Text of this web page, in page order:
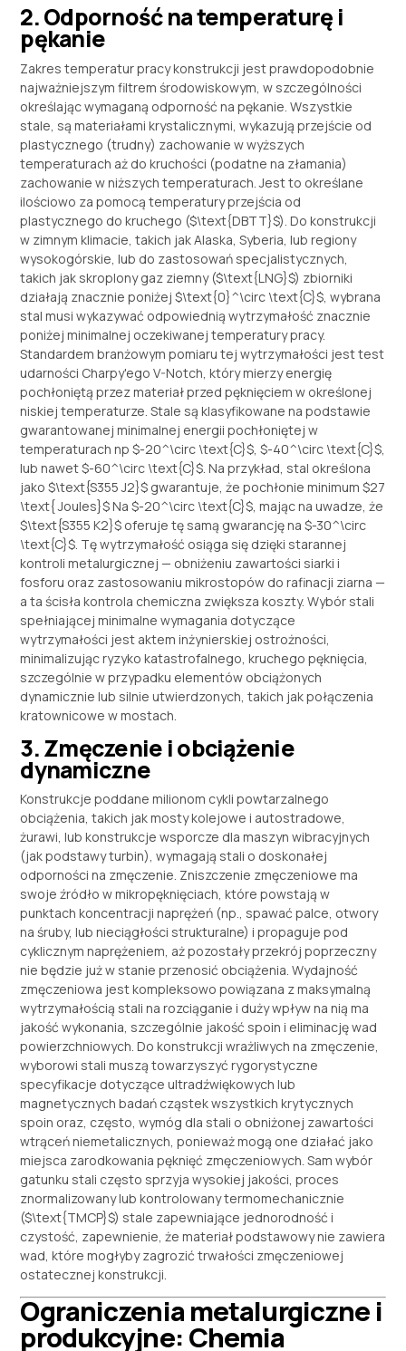
2. Odporność na temperaturę i
pękanie
Zakres temperatur pracy konstrukcji jest prawdopodobnie
najważniejszym filtrem środowiskowym, w szczególności
określając wymaganą odporność na pękanie. Wszystkie
stale, są materiałami krystalicznymi, wykazują przejście od
plastycznego (trudny) zachowanie w wyższych
temperaturach aż do kruchości (podatne na złamania)
zachowanie w niższych temperaturach. Jest to określane
ilościowo za pomocą temperatury przejścia od
plastycznego do kruchego ($\text{DBTT}$). Do konstrukcji
w zimnym klimacie, takich jak Alaska, Syberia, lub regiony
wysokogórskie, lub do zastosowań specjalistycznych,
takich jak skroplony gaz ziemny ($\text{LNG}$) zbiorniki
działają znacznie poniżej$\text{0}^\circ \text{C}$ , wybrana
stal musi wykazywać odpowiednią wytrzymałość znacznie
poniżej minimalnej oczekiwanej temperatury pracy.
Standardem branżowym pomiaru tej wytrzymałości jest test
udarności Charpy'ego V-Notch, który mierzy energię
pochłoniętą przez materiał przed pęknięciem w określonej
niskiej temperaturze. Stale są klasyfikowane na podstawie
gwarantowanej minimalnej energii pochłoniętej w
temperaturach np$-20^\circ \text{C}$ ,$-40^\circ \text{C}$
lub nawet$-60^\circ \text{C}$ . Na przykład, stal określona
jako$\text{S355 J2}$ gwarantuje, że pochłonie minimum$27
\text{ Joules}$Na$-20^\circ \text{C}$ , mając na uwadze, że
$\text{S355 K2}$ oferuje tę samą gwarancję na$-30^\circ
\text{C}$ . Tę wytrzymałość osiąga się dzięki starannej
kontroli metalurgicznej — obniżeniu zawartości siarki i
fosforu oraz zastosowaniu mikrostopów do rafinacji ziarna —
a ta ścisła kontrola chemiczna zwiększa koszty. Wybór stali
spełniającej minimalne wymagania dotyczące
wytrzymałości jest aktem inżynierskiej ostrożności,
minimalizując ryzyko katastrofalnego, kruchego pęknięcia,
szczególnie w przypadku elementów obciążonych
dynamicznie lub silnie utwierdzonych, takich jak połączenia
kratownicowe w mostach.
3. Zmęczenie i obciążenie
dynamiczne
Konstrukcje poddane milionom cykli powtarzalnego
obciążenia, takich jak mosty kolejowe i autostradowe,
żurawi, lub konstrukcje wsporcze dla maszyn wibracyjnych
(jak podstawy turbin), wymagają stali o doskonałej
odporności na zmęczenie. Zniszczenie zmęczeniowe ma
swoje źródło w mikropęknięciach, które powstają w
punktach koncentracji naprężeń (np., spawać palce, otwory
na śruby, lub nieciągłości strukturalne) i propaguje pod
cyklicznym naprężeniem, aż pozostały przekrój poprzeczny
nie będzie już w stanie przenosić obciążenia. Wydajność
zmęczeniowa jest kompleksowo powiązana z maksymalną
wytrzymałością stali na rozciąganie i duży wpływ na nią ma
jakość wykonania, szczególnie jakość spoin i eliminację wad
powierzchniowych. Do konstrukcji wrażliwych na zmęczenie,
wyborowi stali muszą towarzyszyć rygorystyczne
specyfikacje dotyczące ultradźwiękowych lub
magnetycznych badań cząstek wszystkich krytycznych
spoin oraz, często, wymóg dla stali o obniżonej zawartości
wtrąceń niemetalicznych, ponieważ mogą one działać jako
miejsca zarodkowania pęknięć zmęczeniowych. Sam wybór
gatunku stali często sprzyja wysokiej jakości, proces
znormalizowany lub kontrolowany termomechanicznie
($\text{TMCP}$) stale zapewniające jednorodność i
czystość, zapewnienie, że materiał podstawowy nie zawiera
wad, które mogłyby zagrozić trwałości zmęczeniowej
ostatecznej konstrukcji.
Ograniczenia metalurgiczne i
produkcyjne: Chemia